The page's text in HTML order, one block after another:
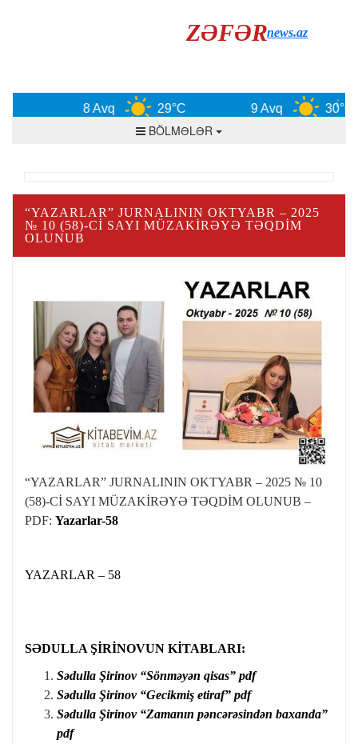
ZƏFƏRnews.az
8 Avq 29°C 9 Avq 30°C
BÖLMƏLƏR
“YAZARLAR” JURNALININ OKTYABR – 2025
№ 10 (58)-Cİ SAYI MÜZAKİRƏYƏ TƏQDİM
OLUNUB
“YAZARLAR” JURNALININ OKTYABR – 2025 № 10
(58)-Cİ SAYI MÜZAKİRƏYƏ TƏQDİM OLUNUB –
PDF: Yazarlar-58
YAZARLAR – 58
SƏDULLA ŞİRİNOVUN KİTABLARI:
Sədulla Şirinov “Sönməyən qisas” pdf
Sədulla Şirinov “Gecikmiş etiraf” pdf
Sədulla Şirinov “Zamanın pəncərəsindən baxanda”
pdf